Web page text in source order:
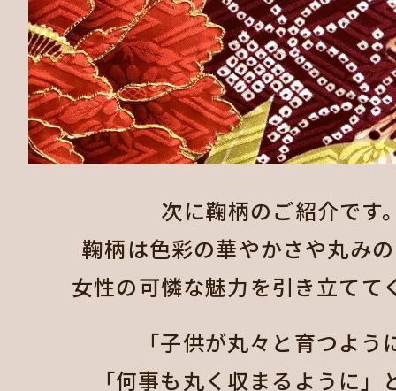
次に鞠柄のご紹介です
鞠柄は色彩の華やかさや丸み
女性の可憐な魅力を引き立てて
「子供が丸々と育つよう
「何事も丸く収まるように」